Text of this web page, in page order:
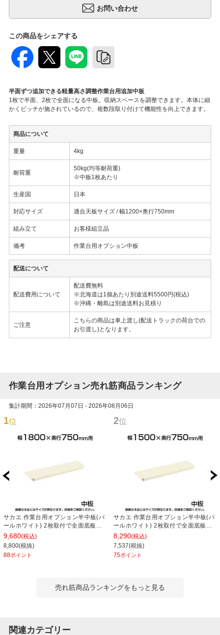
この商品をシェアする
半面ずつ追加できる軽量高さ調整作業台用追加中板
1枚で半面、2枚で全面になる中板。収納スペースを調整できます。本体に細
かくピッチが施されているので、複数段取り付けて機能性を向上できます。
商品について
重量 4kg
耐荷重
50kg(均等耐荷重)
※中板1枚あたり
生産国 日本
対応サイズ 適合天板サイズ / 幅1200×奥行750mm
組み立て お客様組立品
備考 作業台用オプション中板
配送について
配送費用について
配送費無料
※北海道は1個あたり別途送料5500円(税込)
※沖縄・離島は別途送料お見積り
ご注意
こちらの商品は車上渡し(配送トラックの荷台での
お引渡し)となります。
作業台用オプション売れ筋商品ランキング
集計期間：2026年07月07日 - 2026年08月06日
1位
サカエ 作業台用オプション半中板(パ
ールホワイト) 2枚取付で全面底板タ
イプ 適合天板:幅1800×奥行750mm
耐荷重50kg SKE-CKK1875NW
9,680(税込)
8,800(税抜)
88ポイント
2位
サカエ 作業台用オプション半中板(パ
ールホワイト) 2枚取付で全面底板タ
イプ 適合天板:幅1500×奥行750mm
耐荷重50kg SKE-CKK1575NW
8,290(税込)
7,537(税抜)
75ポイント
売れ筋商品ランキングをもっと見る
関連カテゴリー